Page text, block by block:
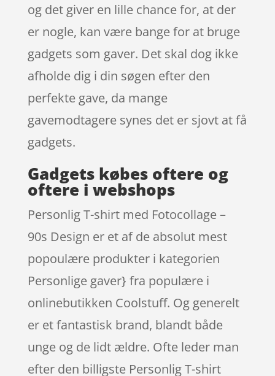
og det giver en lille chance for, at der
er nogle, kan være bange for at bruge
gadgets som gaver. Det skal dog ikke
afholde dig i din søgen efter den
perfekte gave, da mange
gavemodtagere synes det er sjovt at få
gadgets.
Gadgets købes oftere og
oftere i webshops
Personlig T-shirt med Fotocollage –
90s Design er et af de absolut mest
popoulære produkter i kategorien
Personlige gaver} fra populære i
onlinebutikken Coolstuff. Og generelt
er et fantastisk brand, blandt både
unge og de lidt ældre. Ofte leder man
efter den billigste Personlig T-shirt